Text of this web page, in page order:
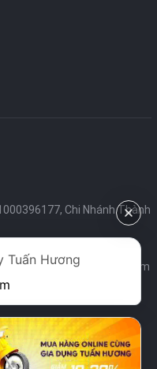
Chi Nhánh Thành
Tuấn Hương